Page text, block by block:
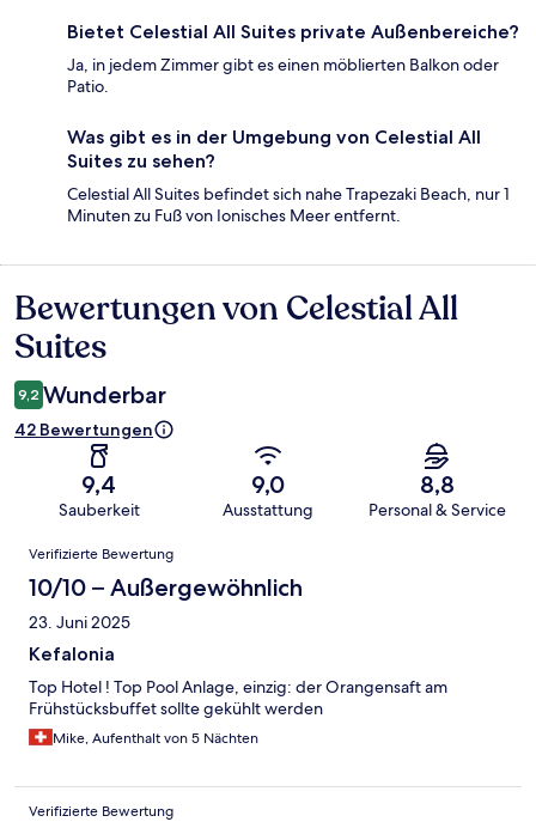
Bietet Celestial All Suites private Außenbereiche?
Ja, in jedem Zimmer gibt es einen möblierten Balkon oder
Patio.
Was gibt es in der Umgebung von Celestial All
Suites zu sehen?
Celestial All Suites befindet sich nahe Trapezaki Beach, nur 1
Minuten zu Fuß von Ionisches Meer entfernt.
Bewertungen
Bewertungen von Celestial All
Suites
9,2 Wunderbar
42 Bewertungen
9,4
Sauberkeit
9,0
Ausstattung
8,8
Personal & Service
Bewertungen
Verifizierte Bewertung
10/10 – Außergewöhnlich
23. Juni 2025
Kefalonia
Top Hotel ! Top Pool Anlage, einzig: der Orangensaft am
Frühstücksbuffet sollte gekühlt werden
Mike, Aufenthalt von 5 Nächten
Verifizierte Bewertung